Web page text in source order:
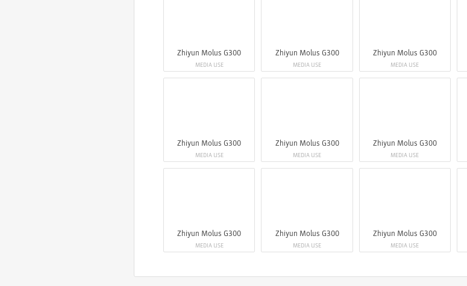
Zhiyun Molus G300
MEDIA USE
Zhiyun Molus G300
MEDIA USE
Zhiyun Molus G300
MEDIA USE
Zhiyun Molus G300
MEDIA USE
Zhiyun Molus G300
MEDIA USE
Zhiyun Molus G300
MEDIA USE
Zhiyun Molus G300
MEDIA USE
Zhiyun Molus G300
MEDIA USE
Zhiyun Molus G300
MEDIA USE